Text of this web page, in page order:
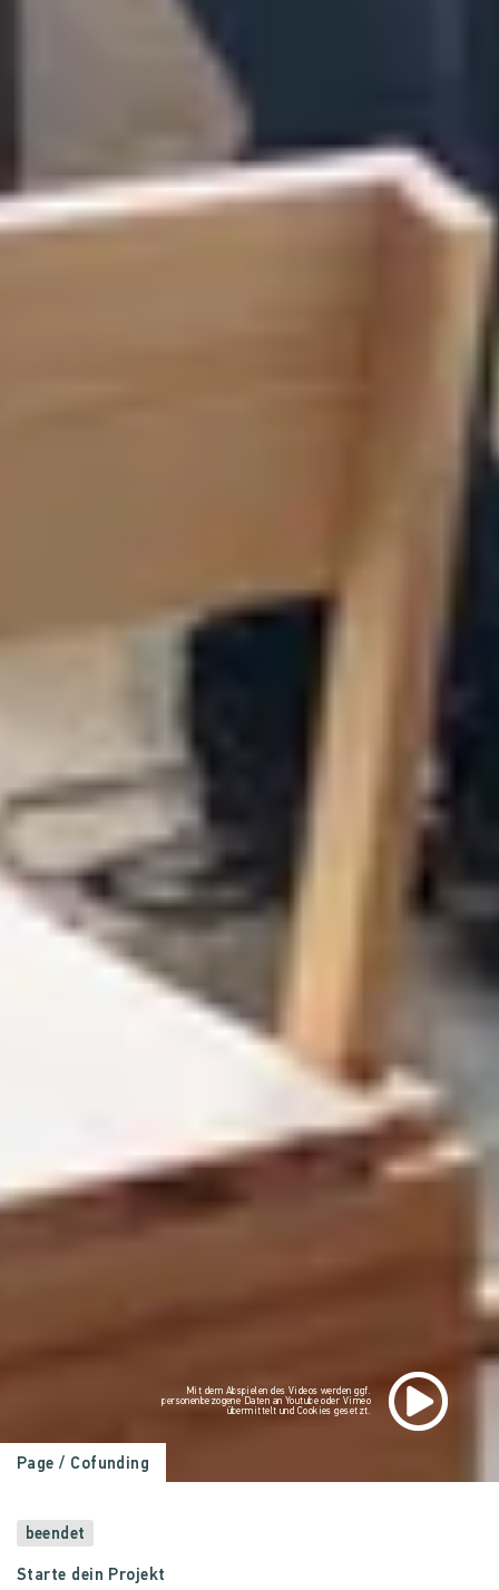
Mit dem Abspielen des Videos werden ggf.
personenbezogene Daten an Youtube oder Vimeo
übermittelt und Cookies gesetzt.
Page / Cofunding
beendet
Starte dein Projekt